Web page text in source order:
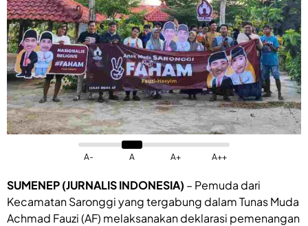
A- A A+ A++
SUMENEP (JURNALIS INDONESIA) – Pemuda dari
Kecamatan Saronggi yang tergabung dalam Tunas Muda
Achmad Fauzi (AF) melaksanakan deklarasi pemenangan